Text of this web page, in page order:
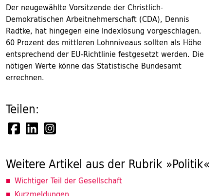
Der neugewählte Vorsitzende der Christlich-
Demokratischen Arbeitnehmerschaft (CDA), Dennis
Radtke, hat hingegen eine Indexlösung vorgeschlagen.
60 Prozent des mittleren Lohnniveaus sollten als Höhe
entsprechend der EU-Richtlinie festgesetzt werden. Die
nötigen Werte könne das Statistische Bundes­amt
errechnen.
Teilen:
Weitere Artikel aus der Rubrik »Politik«
Wichtiger Teil der Gesellschaft